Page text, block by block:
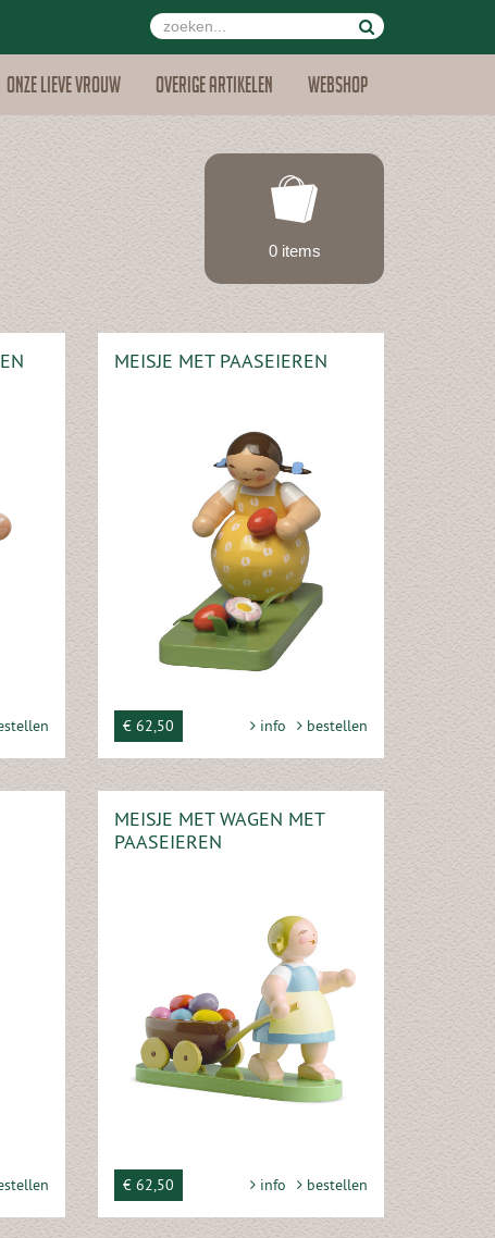
Onze lieve vrouw Overige artikelen Webshop
0 items
MEISJE MET PAASEIEREN
€ 62,50 info bestellen
MEISJE MET WAGEN MET
PAASEIEREN
€ 62,50 info bestellen